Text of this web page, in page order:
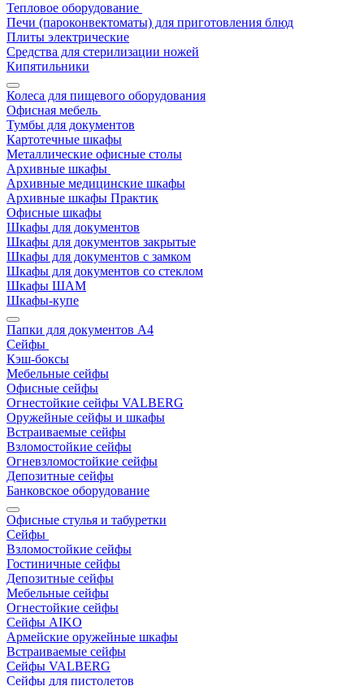
Тепловое оборудование
Печи (пароконвектоматы) для приготовления блюд
Плиты электрические
Средства для стерилизации ножей
Кипятильники
Колеса для пищевого оборудования
Офисная мебель
Тумбы для документов
Картотечные шкафы
Металлические офисные столы
Архивные шкафы
Архивные медицинские шкафы
Архивные шкафы Практик
Офисные шкафы
Шкафы для документов
Шкафы для документов закрытые
Шкафы для документов с замком
Шкафы для документов со стеклом
Шкафы ШАМ
Шкафы-купе
Папки для документов A4
Сейфы
Кэш-боксы
Мебельные сейфы
Офисные сейфы
Огнестойкие сейфы VALBERG
Оружейные сейфы и шкафы
Встраиваемые сейфы
Взломостойкие сейфы
Огневзломостойкие сейфы
Депозитные сейфы
Банковское оборудование
Офисные стулья и табуретки
Сейфы
Взломостойкие сейфы
Гостиничные сейфы
Депозитные сейфы
Мебельные сейфы
Огнестойкие сейфы
Сейфы AIKO
Армейские оружейные шкафы
Встраиваемые сейфы
Сейфы VALBERG
Сейфы для пистолетов